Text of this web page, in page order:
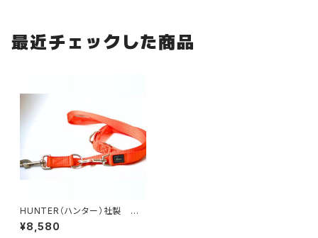
最近チェックした商品
HUNTER（ハンター）社製 犬
用ベーシック ナイロン3wayリ
ード【200cm・リード幅2cm】
¥8,580